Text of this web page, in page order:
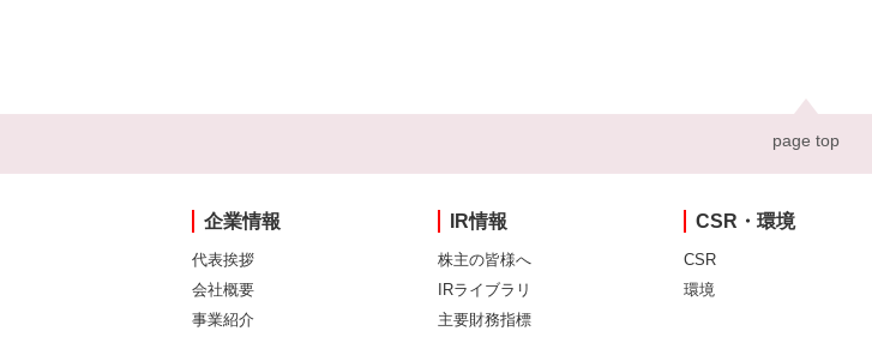
page top
企業情報
代表挨拶
会社概要
事業紹介
IR情報
株主の皆様へ
IRライブラリ
主要財務指標
CSR・環境
CSR
環境